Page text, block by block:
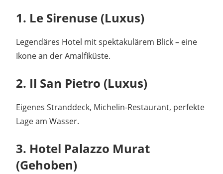
1. Le Sirenuse (Luxus)
Legendäres Hotel mit spektakulärem Blick – eine
Ikone an der Amalfiküste.
2. Il San Pietro (Luxus)
Eigenes Stranddeck, Michelin-Restaurant, perfekte
Lage am Wasser.
3. Hotel Palazzo Murat
(Gehoben)